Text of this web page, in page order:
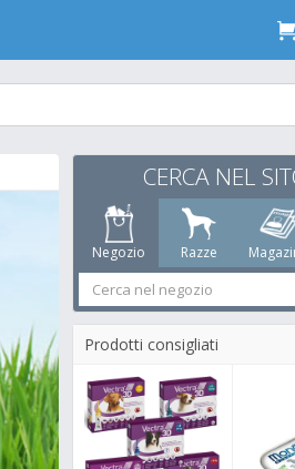
CERCA NEL
Negozio Razze
Prodotti consigliati